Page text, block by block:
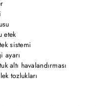
etek
sistemi
ayarı
altı havalandırması
tozlukları